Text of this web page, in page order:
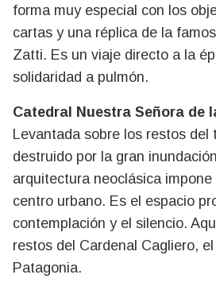
forma muy especial con los
cartas y una réplica de la
Zatti. Es un viaje directo a la
solidaridad a pulmón.
Catedral Nuestra Señora de
Levantada sobre los restos del
destruido por la gran
arquitectura neoclásica
centro urbano. Es el espacio
contemplación y el silencio.
restos del Cardenal Cagliero,
Patagonia.